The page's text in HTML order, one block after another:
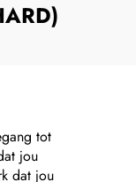
tot
jou
dat jou